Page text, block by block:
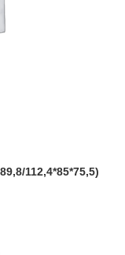
112,4*85*75,5)